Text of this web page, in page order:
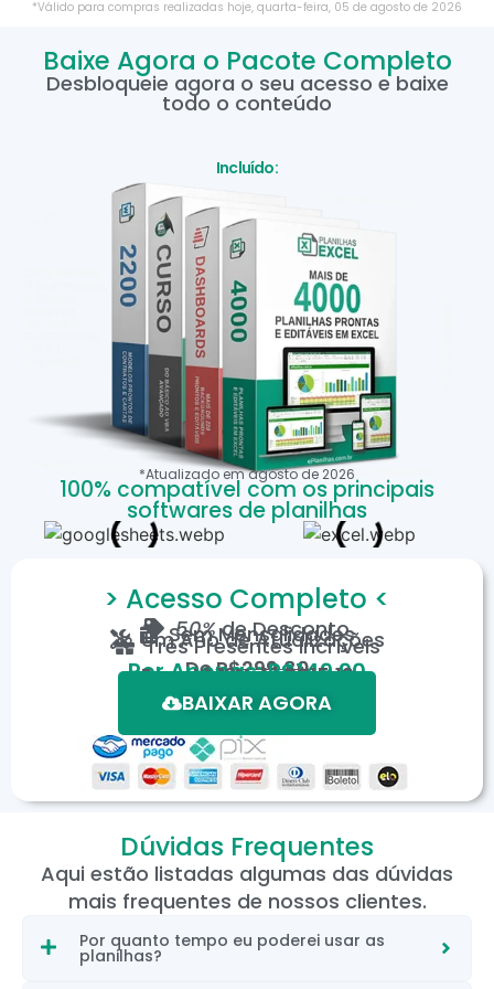
*Válido para compras realizadas hoje, quarta-feira, 05 de agosto de 2026
Baixe Agora o Pacote Completo
Desbloqueie agora o seu acesso e baixe
todo o conteúdo
Incluído:
*Atualizado emagostode 2026
100% compatível com os principais
softwares de planilhas
> Acesso Completo <
50%de Desconto
Sem Mensalidades
Um Ano de Atualizações
Três Presentes Incríveis
DeR$299,80
Por Apenas: R$149,90
Em até 12X de R$15,19
*Oferta válida por tempo limitado.
BAIXAR AGORA
Dúvidas Frequentes
Aqui estão listadas algumas das dúvidas
mais frequentes de nossos clientes.
Por quanto tempo eu poderei usar as
planilhas?